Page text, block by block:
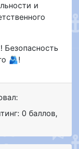
и
Безопасность
🫂!
0 баллов,